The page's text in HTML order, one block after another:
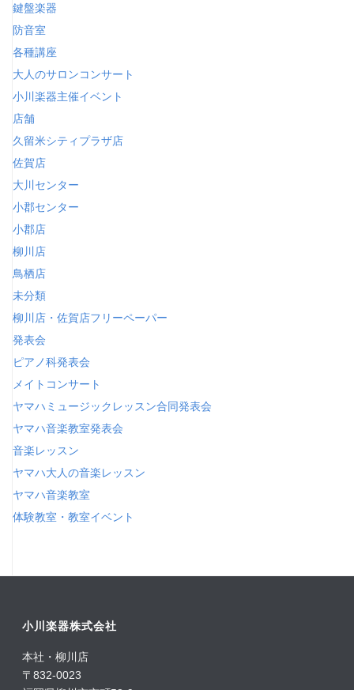
鍵盤楽器
防音室
各種講座
大人のサロンコンサート
小川楽器主催イベント
店舗
久留米シティプラザ店
佐賀店
大川センター
小郡センター
小郡店
柳川店
鳥栖店
未分類
柳川店・佐賀店フリーペーパー
発表会
ピアノ科発表会
メイトコンサート
ヤマハミュージックレッスン合同発表会
ヤマハ音楽教室発表会
音楽レッスン
ヤマハ大人の音楽レッスン
ヤマハ音楽教室
体験教室・教室イベント
小川楽器株式会社
本社・柳川店
〒832-0023